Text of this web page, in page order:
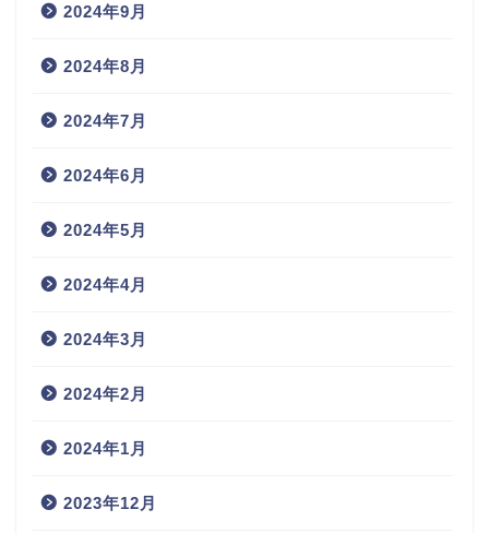
2024年9月
2024年8月
2024年7月
2024年6月
2024年5月
2024年4月
2024年3月
2024年2月
2024年1月
2023年12月